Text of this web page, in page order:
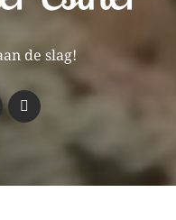
de slag!